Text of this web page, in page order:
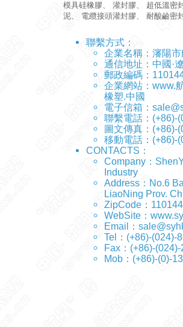
模具硅橡膠、 灌封膠、 超低溫密
泥、 電纜接頭灌封膠、 耐酸鹼密
聯繫方式：
企業名稱： 瀋陽
通信地址：中國·
郵政編碼：
企業網站： www.
橡塑.中國
電子信箱：
聯繫電話：(+86)-
圖文傳真：(+86)-
移動電話：(+86)-
CONTACTS：
Company：
Industry
Address：No.6
LiaoNing Prov.
ZipCode：110144
WebSite：
Email：
Tel：(+86)-(024)-
Fax：(+86)-
Mob：(+86)-(0)-